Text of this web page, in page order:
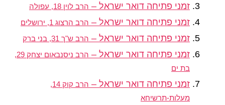
זמני פתיחה דואר ישראל – הרב לוין 18, עפולה
זמני פתיחה דואר ישראל – הרב הרצוג 1, ירושלים
זמני פתיחה דואר ישראל – הרב ש"ך 31, בני ברק
זמני פתיחה דואר ישראל –
הרב ניסנבאום יצחק 29,
בת ים
זמני פתיחה דואר ישראל –
הרב קוק 14,
מעלות-תרשיחא